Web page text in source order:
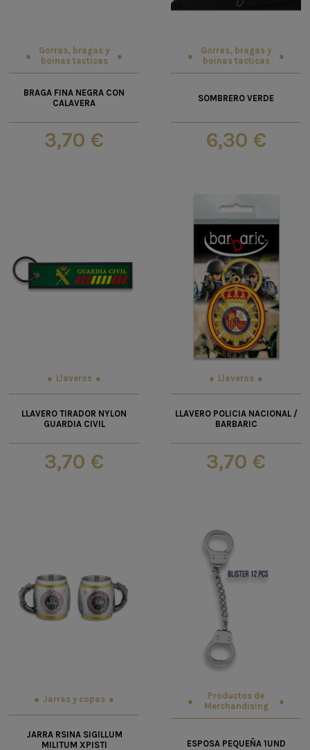
Gorras, bragas y
boinas tacticas
BRAGA FINA NEGRA CON
CALAVERA
3,70 €
Gorras, bragas y
boinas tacticas
SOMBRERO VERDE
6,30 €
Llaveros
LLAVERO TIRADOR NYLON
GUARDIA CIVIL
3,70 €
Llaveros
LLAVERO POLICIA NACIONAL /
BARBARIC
3,70 €
Jarras y copas
JARRA RSINA SIGILLUM
MILITUM XPISTI
Productos de
Merchandising
ESPOSA PEQUEÑA 1UND